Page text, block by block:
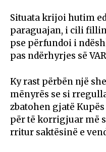
Situata krijoi hutim
paraguajan, i cili
pse përfundoi i
pas ndërhyrjes së
Ky rast përbën një
mënyrës se si
zbatohen gjatë
për të korrigjuar më
rritur saktësinë e